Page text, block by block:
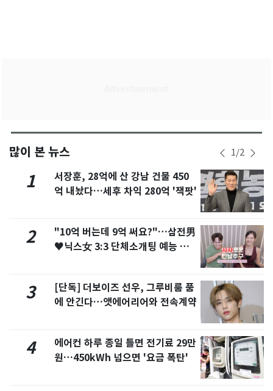
많이 본 뉴스 1/2
1
서장훈, 28억에 산 강남 건물 450
억 내놨다…세후 차익 280억 '잭팟'
2
"10억 버는데 9억 써요?"…삼전男
♥닉스女 3:3 단체소개팅 예능 화
3
[단독] 더보이즈 선우, 그루비룸 품
에 안긴다…앳에어리어와 전속계약
4
에어컨 하루 종일 틀면 전기료 29만
원…450kWh 넘으면 '요금 폭탄'